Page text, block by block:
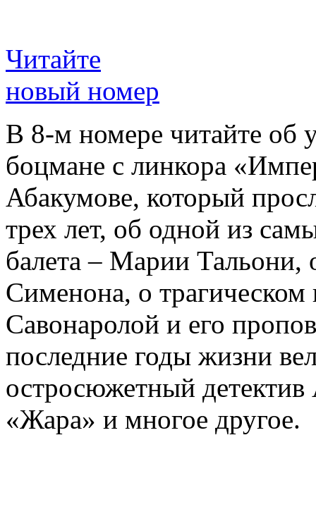
Читайте
новый номер
В 8-м номере читайте об
боцмане с линкора
Абакумове, который
трех лет, об одной из
балета – Марии
Сименона, о трагическом
Савонаролой и его
последние годы жизни
остросюжетный детектив
«Жара» и многое другое.